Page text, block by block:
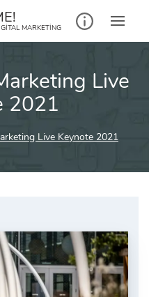
MARKETING
Live
2021
Live Keynote 2021